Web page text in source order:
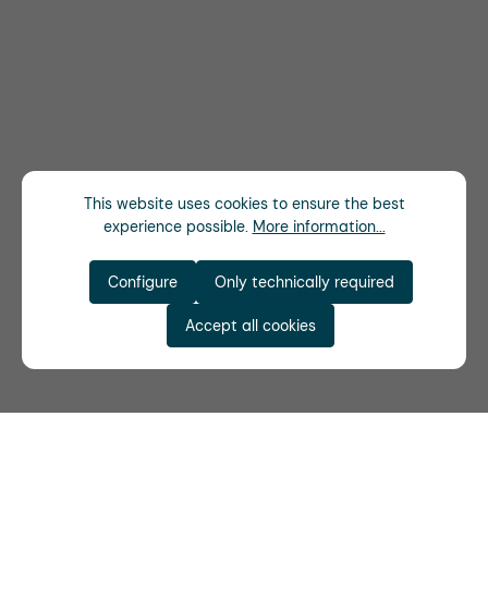
This website uses cookies to ensure the best
experience possible. More information...
Only technically required
Configure
Accept all cookies